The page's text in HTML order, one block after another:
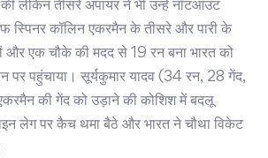
लेकिन तीसरे अंपायर ने भी उन्हें नॉटआउट
स्पिनर कॉलिन एकरमैन के तीसरे और पारी के
और एक चौके की मदद से 19 रन बना भारत को
पर पहुंचाया। सूर्यकुमार यादव (34 रन, 28 गेंद,
की गेंद को उड़ाने की कोशिश में बदलू
लेग पर कैच थमा बैठे और भारत ने चौथा विकेट